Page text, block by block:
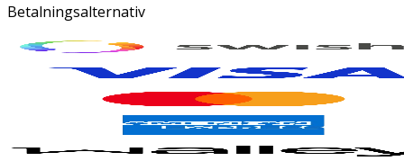
Betalningsalternativ